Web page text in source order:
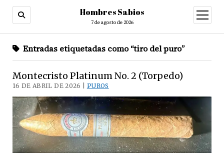
Hombres Sabios
7 de agosto de 2026
abrir
menú
Entradas etiquetadas como “tiro del puro”
Montecristo Platinum No. 2 (Torpedo)
16 DE ABRIL DE 2026 | PUROS